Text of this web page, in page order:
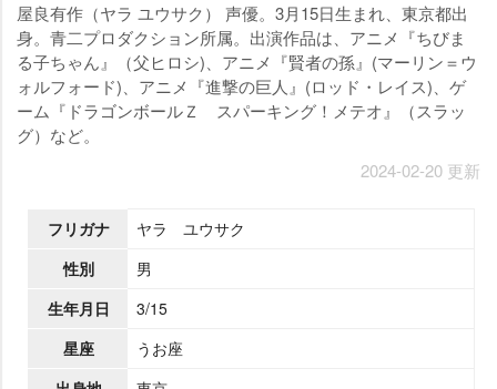
屋良有作（ヤラ ユウサク） 声優。3月15日生まれ、東京都出
身。青二プロダクション所属。出演作品は、アニメ『ちびま
る子ちゃん』（父ヒロシ)、アニメ『賢者の孫』(マーリン＝ウ
ォルフォード)、アニメ『進撃の巨人』(ロッド・レイス)、ゲ
ーム『ドラゴンボールＺ スパーキング！メテオ』（スラッ
グ）など。
2024-02-20 更新
フリガナ
ヤラ ユウサク
性別
男
生年月日
3/15
星座
うお座